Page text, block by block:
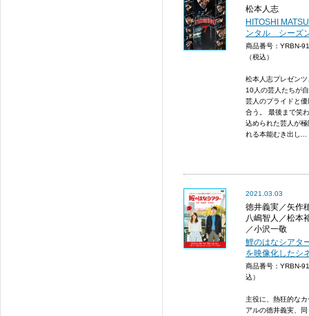
松本人志
HITOSHI
ンタル シーズ
商品番号：YRBN-
（税込）
松本人志プレゼン
10人の芸人たちが
芸人のプライドと
合う。 最後まで笑
込められた芸人が
れる本能むき出し...
2021.03.03
徳井義実／矢作
八嶋智人／松本
／小沢一敬
鯉のはなシアタ
を映像化したシ
商品番号：YRBN-
込）
主役に、熱狂的な
アルの徳井義実、